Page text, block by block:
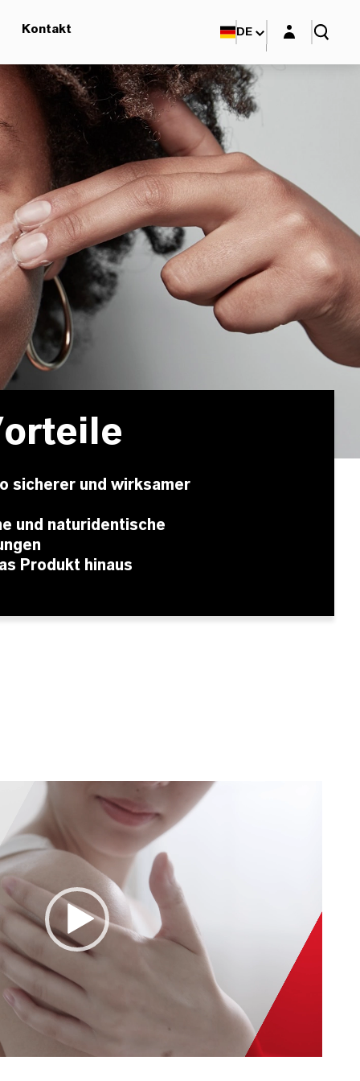
Kontakt DE Login-Maske
sicherer und wirksamer
und naturidentische
Produkt hinaus